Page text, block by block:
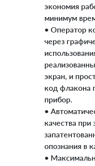
экономия
минимум
• Оператор
через
экран, и
код флакона
прибор.
•
качества
опознания в
•